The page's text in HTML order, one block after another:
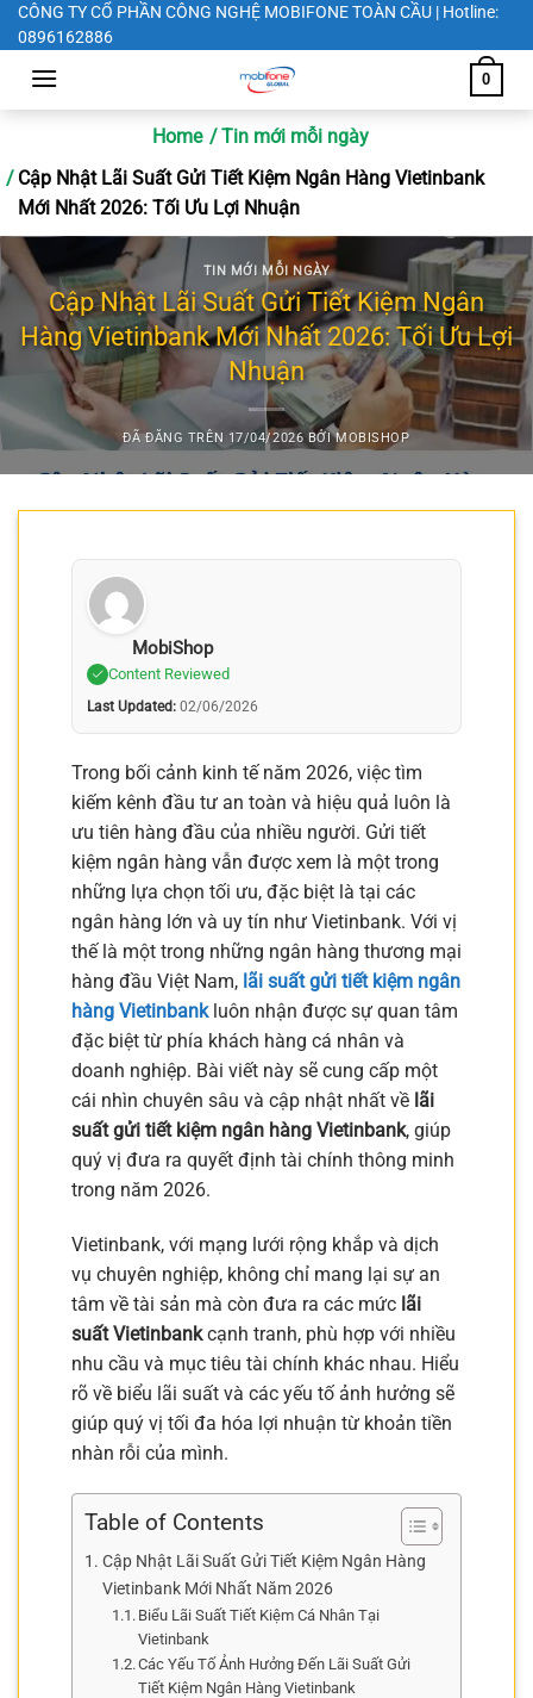
Chuyển
đến
CÔNG TY CỔ PHẦN CÔNG NGHỆ MOBIFONE TOÀN CẦU | Hotline:
0896162886
0
Home
Tin mới mỗi ngày
Cập Nhật Lãi Suất Gửi Tiết Kiệm Ngân Hàng Vietinbank
Mới Nhất 2026: Tối Ưu Lợi Nhuận
TIN MỚI MỖI NGÀY
Cập Nhật Lãi Suất Gửi Tiết Kiệm Ngân
Hàng Vietinbank Mới Nhất 2026: Tối Ưu Lợi
Nhuận
ĐÃ ĐĂNG TRÊN 17/04/2026 BỞIMOBISHOP
MobiShop
Content Reviewed
Last Updated: 02/06/2026
Trong bối cảnh kinh tế năm 2026, việc tìm
kiếm kênh đầu tư an toàn và hiệu quả luôn là
ưu tiên hàng đầu của nhiều người. Gửi tiết
kiệm ngân hàng vẫn được xem là một trong
những lựa chọn tối ưu, đặc biệt là tại các
ngân hàng lớn và uy tín như Vietinbank. Với vị
thế là một trong những ngân hàng thương mại
hàng đầu Việt Nam, lãi suất gửi tiết kiệm ngân
hàng Vietinbankluôn nhận được sự quan tâm
đặc biệt từ phía khách hàng cá nhân và
doanh nghiệp. Bài viết này sẽ cung cấp một
cái nhìn chuyên sâu và cập nhật nhất về lãi
suất gửi tiết kiệm ngân hàng Vietinbank, giúp
quý vị đưa ra quyết định tài chính thông minh
trong năm 2026.
Vietinbank, với mạng lưới rộng khắp và dịch
vụ chuyên nghiệp, không chỉ mang lại sự an
tâm về tài sản mà còn đưa ra các mức lãi
suất Vietinbankcạnh tranh, phù hợp với nhiều
nhu cầu và mục tiêu tài chính khác nhau. Hiểu
rõ về biểu lãi suất và các yếu tố ảnh hưởng sẽ
giúp quý vị tối đa hóa lợi nhuận từ khoản tiền
nhàn rỗi của mình.
Table of Contents
Cập Nhật Lãi Suất Gửi Tiết Kiệm Ngân Hàng
Vietinbank Mới Nhất Năm 2026
Biểu Lãi Suất Tiết Kiệm Cá Nhân Tại
Vietinbank
Các Yếu Tố Ảnh Hưởng Đến Lãi Suất Gửi
Tiết Kiệm Ngân Hàng Vietinbank